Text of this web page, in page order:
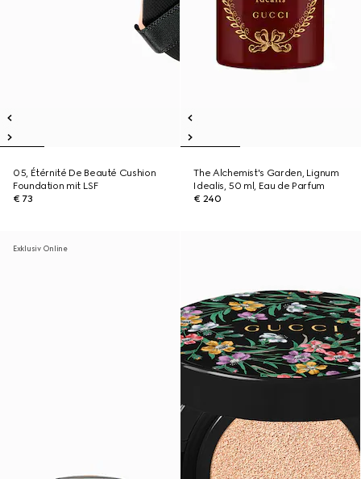
05, Étérnité De Beauté Cushion
Foundation mit LSF
€ 73
The Alchemist's Garden, Lignum
Idealis, 50 ml, Eau de Parfum
€ 240
Exklusiv Online